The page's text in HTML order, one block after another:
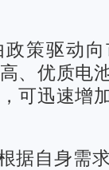
策驱动
、优质电
可迅速增
据自身需